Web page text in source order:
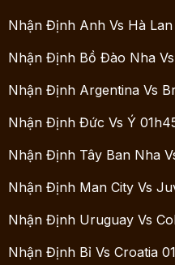
Nhận Định Anh Vs Hà
Nhận Định Bồ Đào Nha
Nhận Định Argentina Vs
Nhận Định Đức Vs Ý
Nhận Định Tây Ban Nha
Nhận Định Man City Vs
Nhận Định Uruguay Vs
Nhận Định Bỉ Vs Croatia